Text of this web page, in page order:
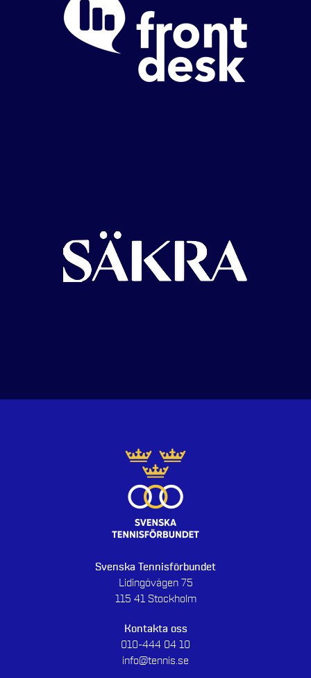
Svenska Tennisförbundet
Lidingövägen 75
115 41 Stockholm
Kontakta oss
010-444 04 10
info@tennis.se